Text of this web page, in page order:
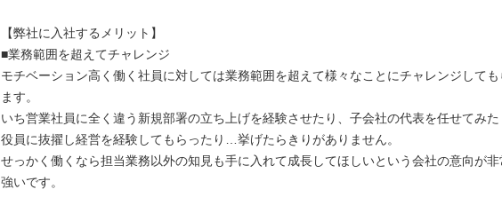
【弊社に入社するメリット】
■業務範囲を超えてチャレンジ
モチベーション高く働く社員に対しては業務範囲を超えて様々なことにチャレンジしても
ます。
いち営業社員に全く違う新規部署の立ち上げを経験させたり、子会社の代表を任せてみた
役員に抜擢し経営を経験してもらったり…挙げたらきりがありません。
せっかく働くなら担当業務以外の知見も手に入れて成長してほしいという会社の意向が非
強いです。